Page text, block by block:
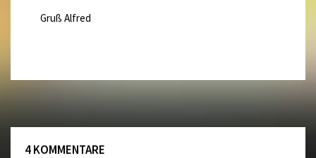
Gruß Alfred
4 KOMMENTARE